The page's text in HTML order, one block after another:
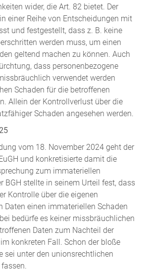
wider, die Art. 82 bietet. Der
einer Reihe von Entscheidungen mit
und festgestellt, dass z. B. keine
werden muss, um einen
geltend machen zu können. Auch
dass personenbezogene
verwendet werden
Schaden für die betroffenen
Allein der Kontrollverlust über die
Schaden angesehen werden.
vom 18. November 2024 geht der
und konkretisierte damit die
zum immateriellen
BGH stellte in seinem Urteil fest, dass
Kontrolle über die eigenen
Daten einen immateriellen Schaden
bedürfe es keiner missbräuchlichen
Daten zum Nachteil der
konkreten Fall. Schon der bloße
sei unter den unionsrechtlichen